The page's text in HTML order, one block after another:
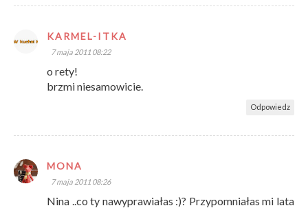
KARMEL-ITKA
7 maja 2011 08:22
o rety!
brzmi niesamowicie.
Odpowiedz
MONA
7 maja 2011 08:26
Nina ..co ty nawyprawiałas :)? Przypomniałas mi lata